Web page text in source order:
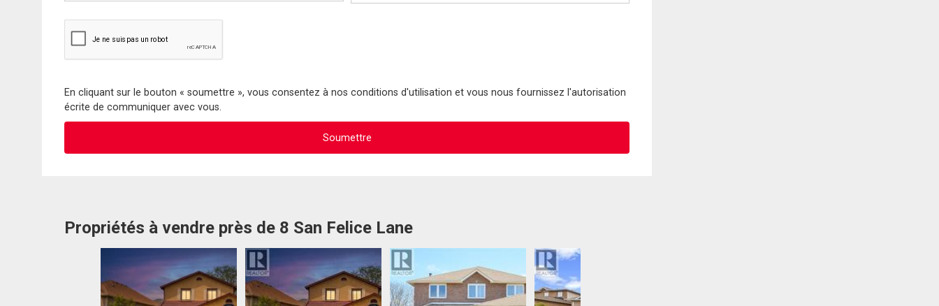
En cliquant sur le bouton « soumettre », vous consentez à nos conditions d'utilisation et vous nous fournissez l'autorisation
écrite de communiquer avec vous.
Propriétés à vendre près de 8 San Felice Lane